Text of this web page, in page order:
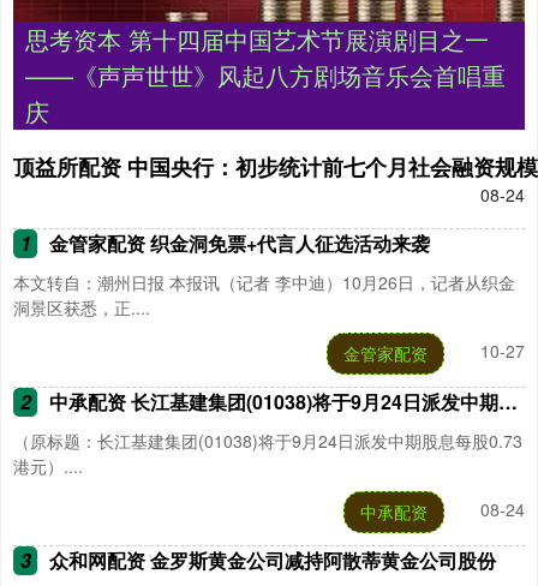
思考资本 第十四届中国艺术节展演剧目之一
——《声声世世》风起八方剧场音乐会首唱重
庆
顶益所配资 中国央行：初步统计前七个月社会融资规
08-24
1 金管家配资 织金洞免票+代言人征选活动来袭
本文转自：潮州日报 本报讯（记者 李中迪）10月26日，记者从织金
洞景区获悉，正....
10-27
金管家配资
2 中承配资 长江基建集团(01038)将于9月24日派发中期股息每股0.73港元
（原标题：长江基建集团(01038)将于9月24日派发中期股息每股0.73
港元）....
08-24
中承配资
3 众和网配资 金罗斯黄金公司减持阿散蒂黄金公司股份